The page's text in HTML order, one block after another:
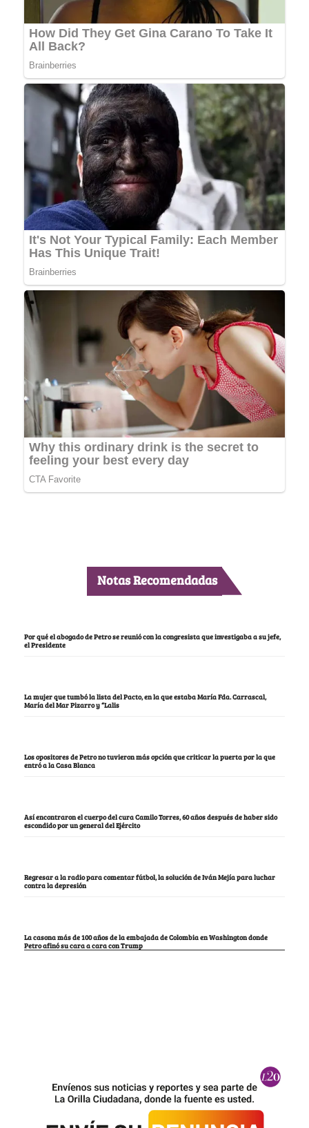
Notas Recomendadas
Por qué el abogado de Petro se reunió con la congresista que investigaba a su jefe,
el Presidente
La mujer que tumbó la lista del Pacto, en la que estaba María Fda. Carrascal,
María del Mar Pizarro y “Lalis
Los opositores de Petro no tuvieron más opción que criticar la puerta por la que
entró a la Casa Blanca
Así encontraron el cuerpo del cura Camilo Torres, 60 años después de haber sido
escondido por un general del Ejército
Regresar a la radio para comentar fútbol, la solución de Iván Mejía para luchar
contra la depresión
La casona más de 100 años de la embajada de Colombia en Washington donde
Petro afinó su cara a cara con Trump